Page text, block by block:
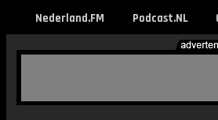
Nederland.FM Podcast.NL